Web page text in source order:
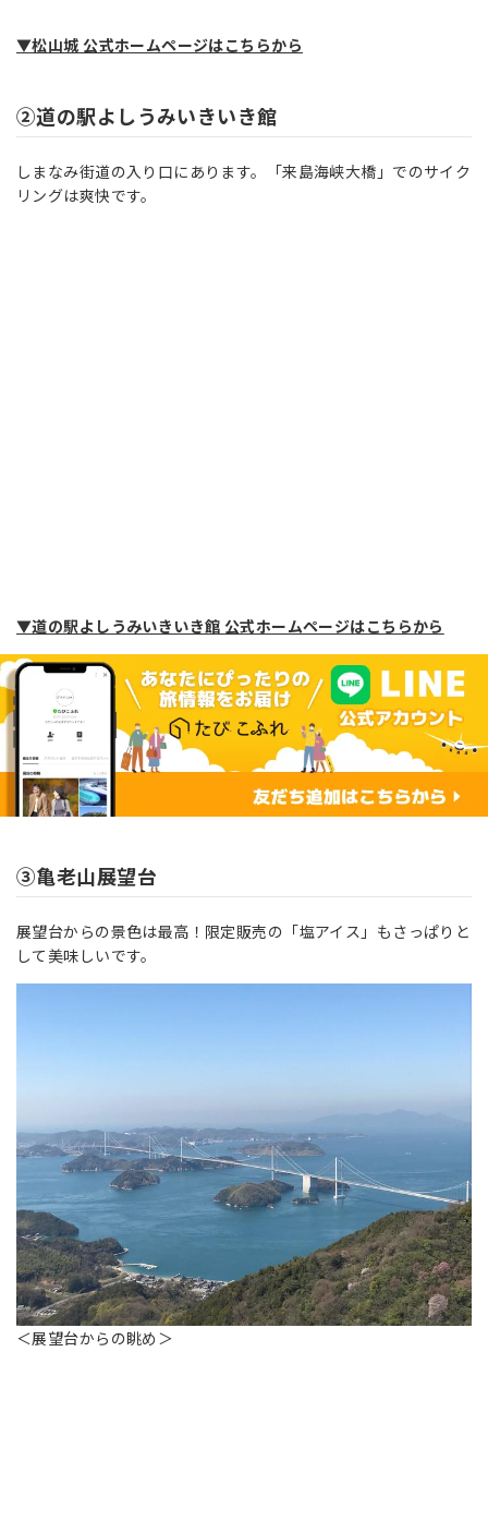
▼松山城 公式ホームページはこちらから
②道の駅よしうみいきいき館
しまなみ街道の入り口にあります。「来島海峡大橋」でのサイク
リングは爽快です。
▼道の駅よしうみいきいき館 公式ホームページはこちらから
③亀老山展望台
展望台からの景色は最高！限定販売の「塩アイス」もさっぱりと
して美味しいです。
＜展望台からの眺め＞